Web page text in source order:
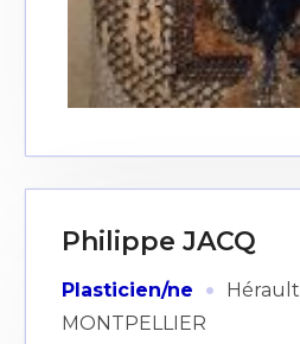
Philippe JACQ
Plasticien/ne · Hérault
MONTPELLIER